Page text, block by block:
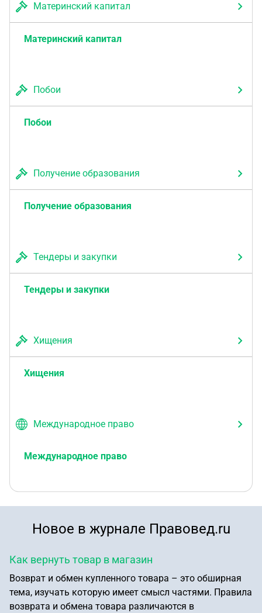
Материнский капитал
Материнский капитал
Побои
Побои
Получение образования
Получение образования
Тендеры и закупки
Тендеры и закупки
Хищения
Хищения
Международное право
Международное право
Новое в журнале Правовед.ru
Как вернуть товар в магазин
Возврат и обмен купленного товара – это обширная
тема, изучать которую имеет смысл частями. Правила
возврата и обмена товара различаются в